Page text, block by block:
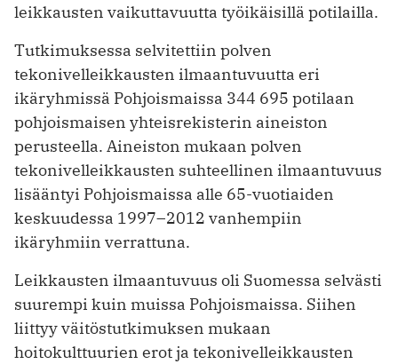
leikkausten vaikuttavuutta työikäisillä potilailla.
Tutkimuksessa selvitettiin polven
tekonivelleikkausten ilmaantuvuutta eri
ikäryhmissä Pohjoismaissa 344 695 potilaan
pohjoismaisen yhteisrekisterin aineiston
perusteella. Aineiston mukaan polven
tekonivelleikkausten suhteellinen ilmaantuvuus
lisääntyi Pohjoismaissa alle 65-vuotiaiden
keskuudessa 1997–2012 vanhempiin
ikäryhmiin verrattuna.
Leikkausten ilmaantuvuus oli Suomessa selvästi
suurempi kuin muissa Pohjoismaissa. Siihen
liittyy väitöstutkimuksen mukaan
hoitokulttuurien erot ja tekonivelleikkausten